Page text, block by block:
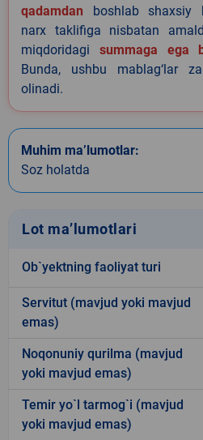
qadamdan boshlab shaxsiy
narx taklifiga nisbatan
miqdoridagi summaga ega
Bunda, ushbu mablag‘lar
olinadi.
Muhim ma’lumotlar:
Soz holatda
Lot ma’lumotlari
Ob`yektning faoliyat turi
Servitut (mavjud yoki mavjud
emas)
Noqonuniy qurilma (mavjud
yoki mavjud emas)
Temir yo`l tarmog`i (mavjud
yoki mavjud emas)